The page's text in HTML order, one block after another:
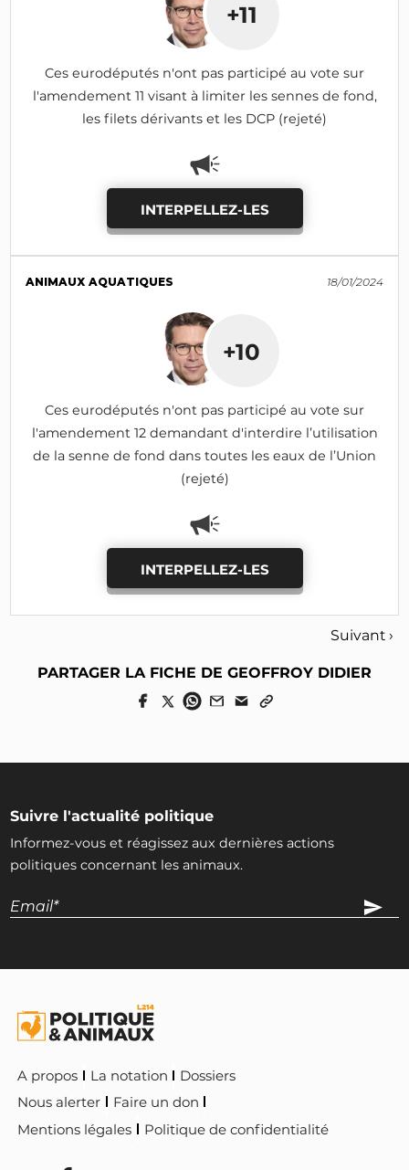
+11
Ces eurodéputés n'ont pas participé au vote sur
l'amendement 11 visant à limiter les sennes de fond,
les filets dérivants et les DCP (rejeté)
INTERPELLEZ-LES
ANIMAUX AQUATIQUES 18/01/2024
+10
Ces eurodéputés n'ont pas participé au vote sur
l'amendement 12 demandant d'interdire l’utilisation
de la senne de fond dans toutes les eaux de l’Union
(rejeté)
INTERPELLEZ-LES
Suivant ›
PARTAGER LA FICHE DE GEOFFROY DIDIER
Suivre l'actualité politique
Informez-vous et réagissez aux dernières actions
politiques concernant les animaux.
A propos La notation
Dossiers
Nous alerter
Faire un don
Mentions légales
Politique de confidentialité